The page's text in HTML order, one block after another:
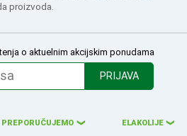
proizvoda.
o aktuelnim akcijskim ponudama
PRIJAVA
PREPORUČUJEMO ❮ ELAKOLIJE ❮